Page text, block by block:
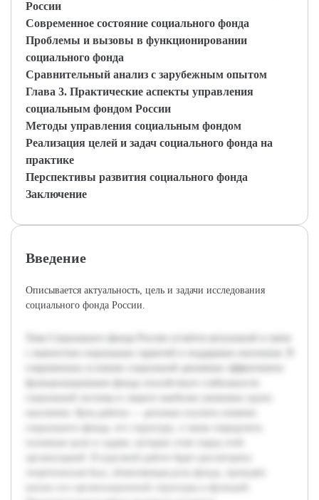
России
Современное состояние социального фонда
Проблемы и вызовы в функционировании
социального фонда
Сравнительный анализ с зарубежным опытом
Глава 3. Практические аспекты управления
социальным фондом России
Методы управления социальным фондом
Реализация целей и задач социального фонда на
практике
Перспективы развития социального фонда
Заключение
Введение
Описывается актуальность, цель и задачи исследования
социального фонда России.